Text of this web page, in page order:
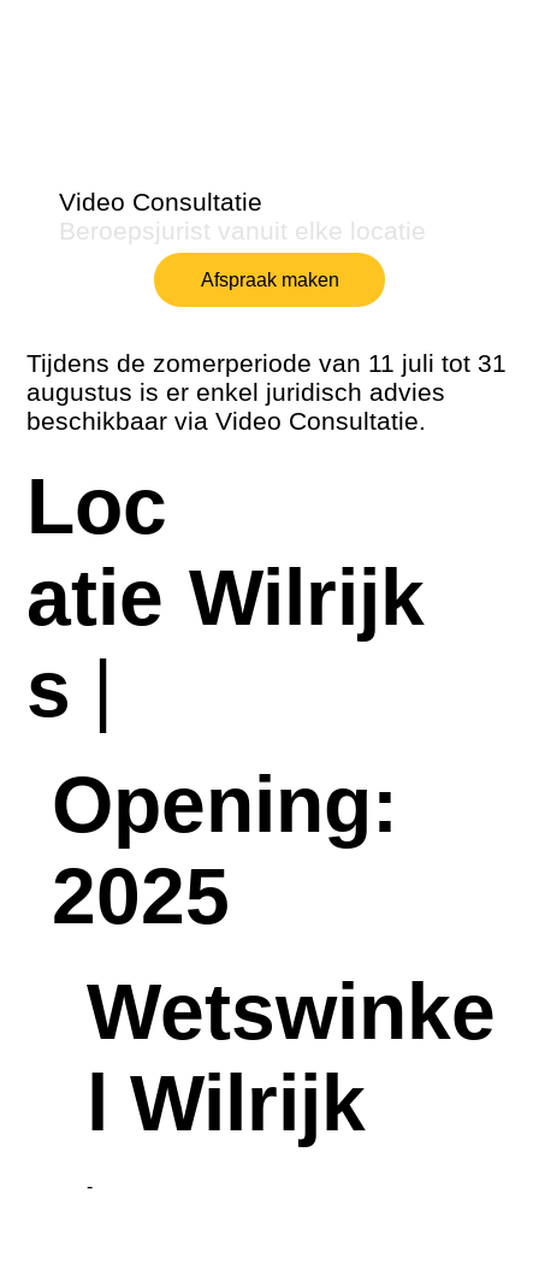
Video Consultatie
Beroepsjurist vanuit elke locatie
Afspraak maken
Tijdens de zomerperiode van 11 juli tot 31
augustus is er enkel juridisch advies
beschikbaar via Video Consultatie.
Loc
atie
s |
Wilrijk
Opening:
2025
Wetswinke
l Wilrijk
-